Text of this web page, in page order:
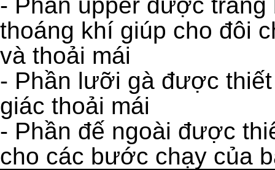
thoáng khí giúp cho đôi
và thoải mái
- Phần lưỡi gà được
giác thoải mái
- Phần đế ngoài được
cho các bước chạy của